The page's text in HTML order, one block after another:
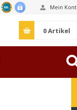
Mein
0Artikel